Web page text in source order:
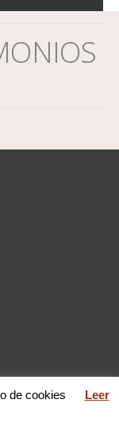
de cookies
Leer